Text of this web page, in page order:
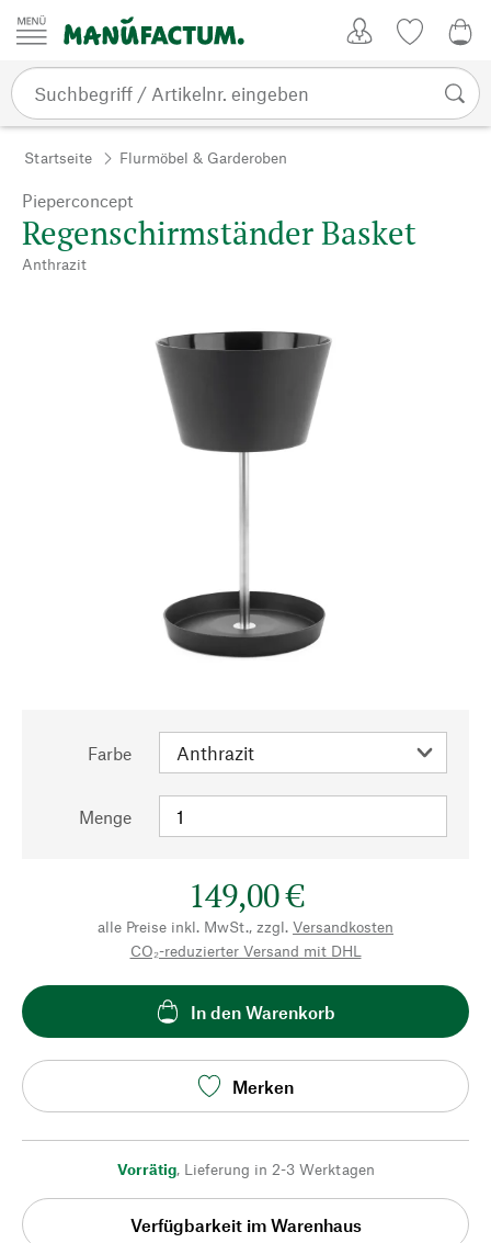
Zum Inhalt springen
Startseite Flurmöbel & Garderoben
Pieperconcept
Regenschirmständer Basket
Anthrazit
Farbe
Menge
149,00 €
alle Preise inkl. MwSt., zzgl. Versandkosten
CO₂-reduzierter Versand mit DHL
In den Warenkorb
Merken
Vorrätig, Lieferung in 2-3 Werktagen
Verfügbarkeit im Warenhaus